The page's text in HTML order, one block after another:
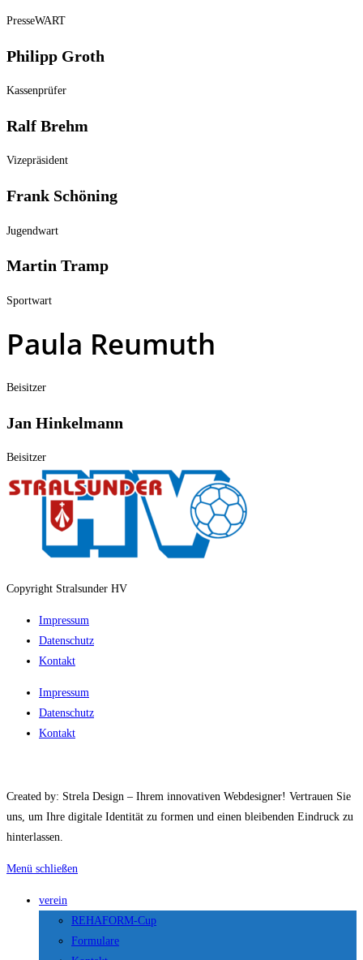
PresseWART
Philipp Groth
Kassenprüfer
Ralf Brehm
Vizepräsident
Frank Schöning
Jugendwart
Martin Tramp
Sportwart
Paula Reumuth
Beisitzer
Jan Hinkelmann
Beisitzer
Copyright Stralsunder HV
Impressum
Datenschutz
Kontakt
Impressum
Datenschutz
Kontakt
Created by: Strela Design – Ihrem innovativen Webdesigner! Vertrauen Sie
uns, um Ihre digitale Identität zu formen und einen bleibenden Eindruck zu
hinterlassen.
Menü schließen
verein
REHAFORM-Cup
Formulare